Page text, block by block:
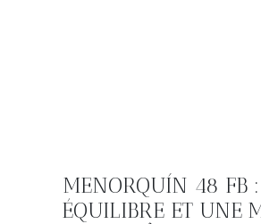
MENORQUÍN 48 FB :
ÉQUILIBRE ET UNE